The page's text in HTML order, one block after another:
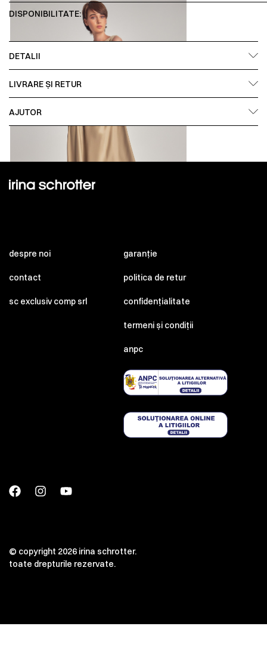
DISPONIBILITATE:
DETALII
LIVRARE ȘI RETUR
AJUTOR
despre noi
contact
sc exclusiv comp srl
garanție
politica de retur
confidențialitate
termeni și condiții
anpc
© copyright 2026 irina schrotter.
toate drepturile rezervate.